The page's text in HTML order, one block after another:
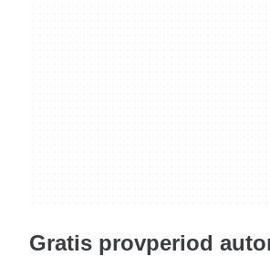
Gratis provperiod